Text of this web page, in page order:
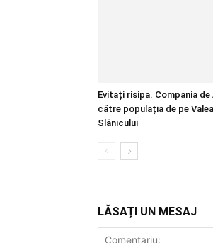
Evitați risipa. Compania de
către populația de pe Valea
Slănicului
LĂSAȚI UN MESAJ